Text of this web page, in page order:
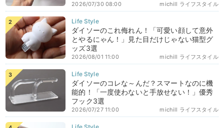
michill ライフスタイル
2026/07/30 08:00
ダイソーのこれ侮れん！「可愛い顔して意外
とやるにゃん！」見た目だけじゃない猫型グ
ッズ3選
michill ライフスタイル
2026/08/01 11:00
ダイソーのコレな～んだ？スマートなのに機
能的！「一度使わないと手放せない！」優秀
フック3選
michill ライフスタイル
2026/07/27 11:00